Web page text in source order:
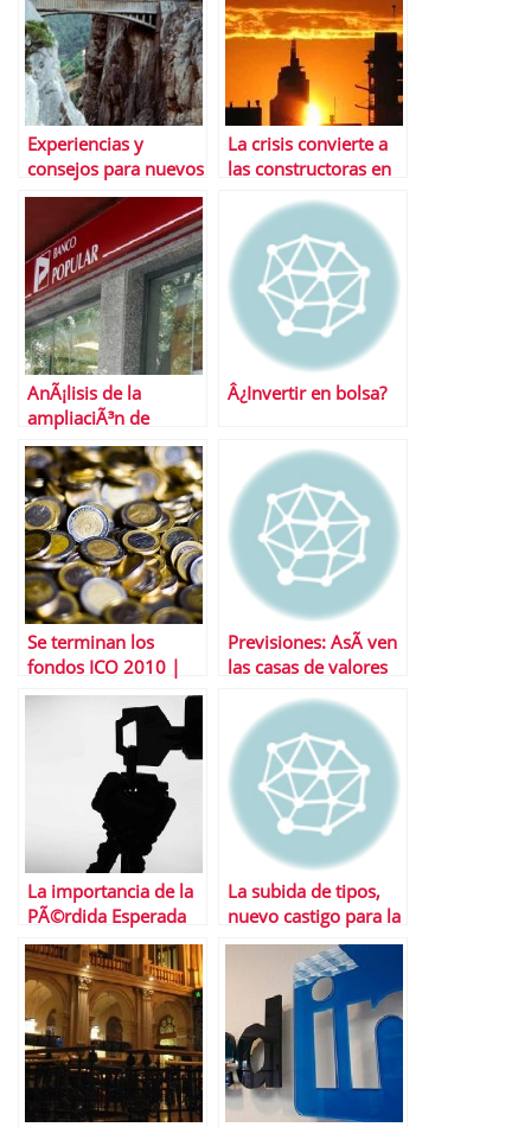
Experiencias y
consejos para nuevos
#inversores en
#bolsa
La crisis convierte a
las constructoras en
dulce del Ibex
AnÃ¡lisis de la
ampliaciÃ³n de
capital de Popular y
de sus convertibles
Â¿Invertir en bolsa?
Se terminan los
fondos ICO 2010 |
Timing Ãºltimas
operaciones
Previsiones: AsÃ­ ven
las casas de valores
La importancia de la
PÃ©rdida Esperada
La subida de tipos,
nuevo castigo para la
bolsa espaÃ±ola